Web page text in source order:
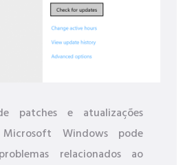
patches e atualizações
Windows pode
relacionados ao